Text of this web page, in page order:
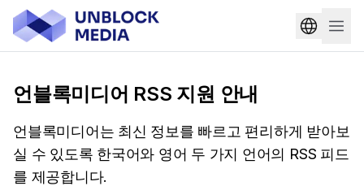
언블록미디어 RSS 지원 안내
언블록미디어는 최신 정보를 빠르고 편리하게 받아보
실 수 있도록 한국어와 영어 두 가지 언어의 RSS 피드
를 제공합니다.